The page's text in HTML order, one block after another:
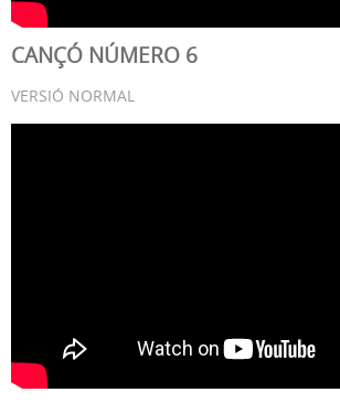
CANÇÓ NÚMERO 6
VERSIÓ NORMAL